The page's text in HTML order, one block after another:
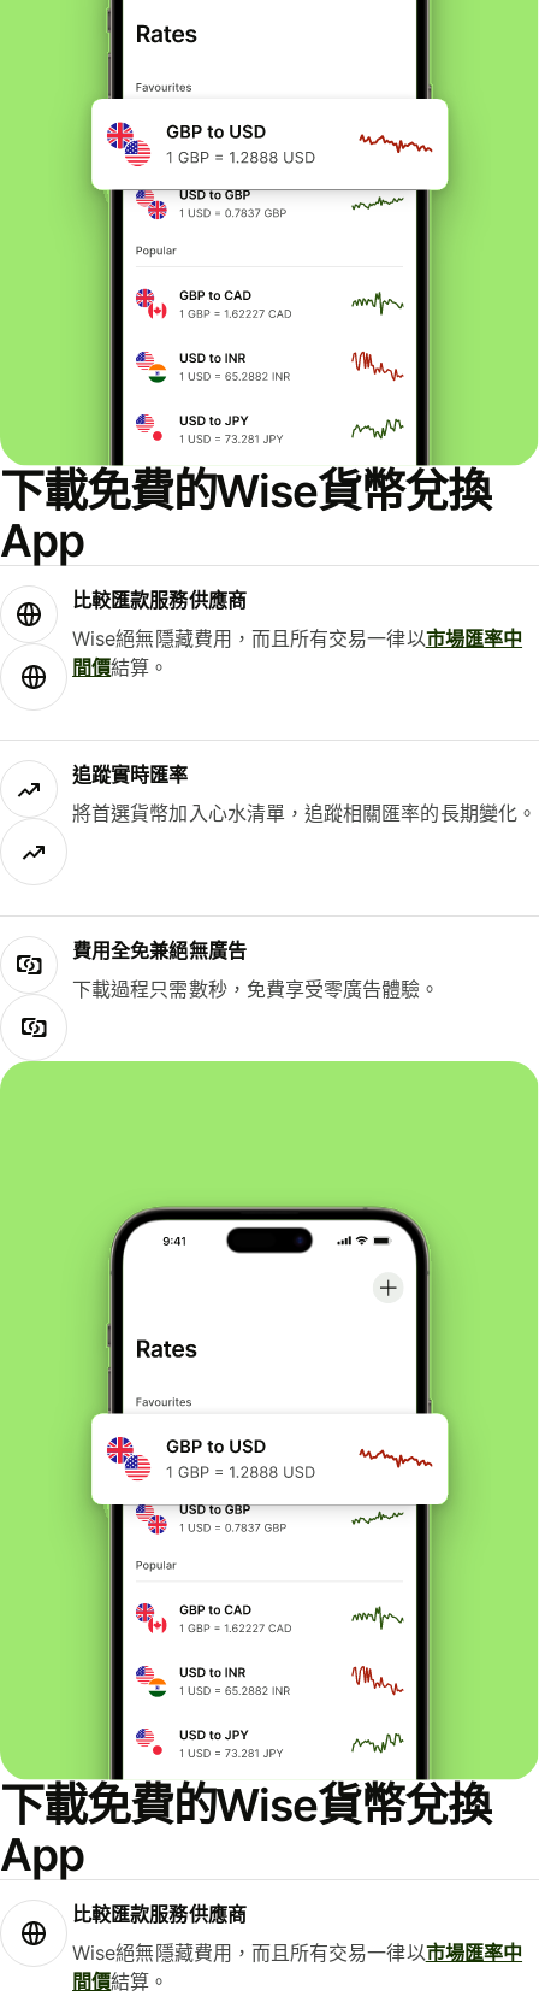
下載免費的Wise貨幣兌換
App
比較匯款服務供應商
Wise絕無隱藏費用，而且所有交易一律以市場匯率中
間價結算。
追蹤實時匯率
將首選貨幣加入心水清單，追蹤相關匯率的長期變化。
費用全免兼絕無廣告
下載過程只需數秒，免費享受零廣告體驗。
下載免費的Wise貨幣兌換
App
比較匯款服務供應商
Wise絕無隱藏費用，而且所有交易一律以市場匯率中
間價結算。